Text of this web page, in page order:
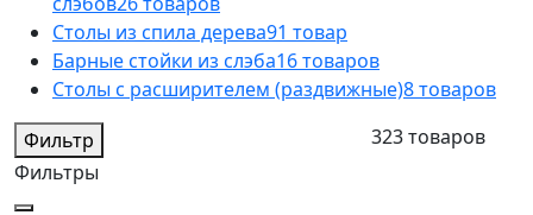
Столы из спила дерева91 товар
Барные стойки из слэба16 товаров
Столы с расширителем (раздвижные)8 товаров
Фильтр
Фильтры
323 товаров